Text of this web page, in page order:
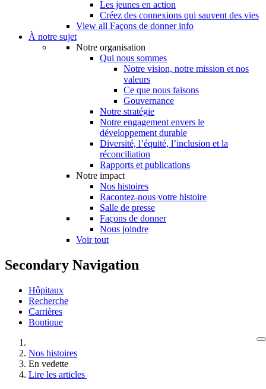
Les jeunes en action
Créez des connexions qui sauvent des vies
View all Façons de donner info
À notre sujet
Notre organisation
Qui nous sommes
Notre vision, notre mission et nos
valeurs
Ce que nous faisons
Gouvernance
Notre stratégie
Notre engagement envers le
développement durable
Diversité, l’équité, l’inclusion et la
réconciliation
Rapports et publications
Notre impact
Nos histoires
Racontez-nous votre histoire
Salle de presse
Façons de donner
Nous joindre
Voir tout
Secondary Navigation
Hôpitaux
Recherche
Carrières
Boutique
Nos histoires
En vedette
Lire les articles